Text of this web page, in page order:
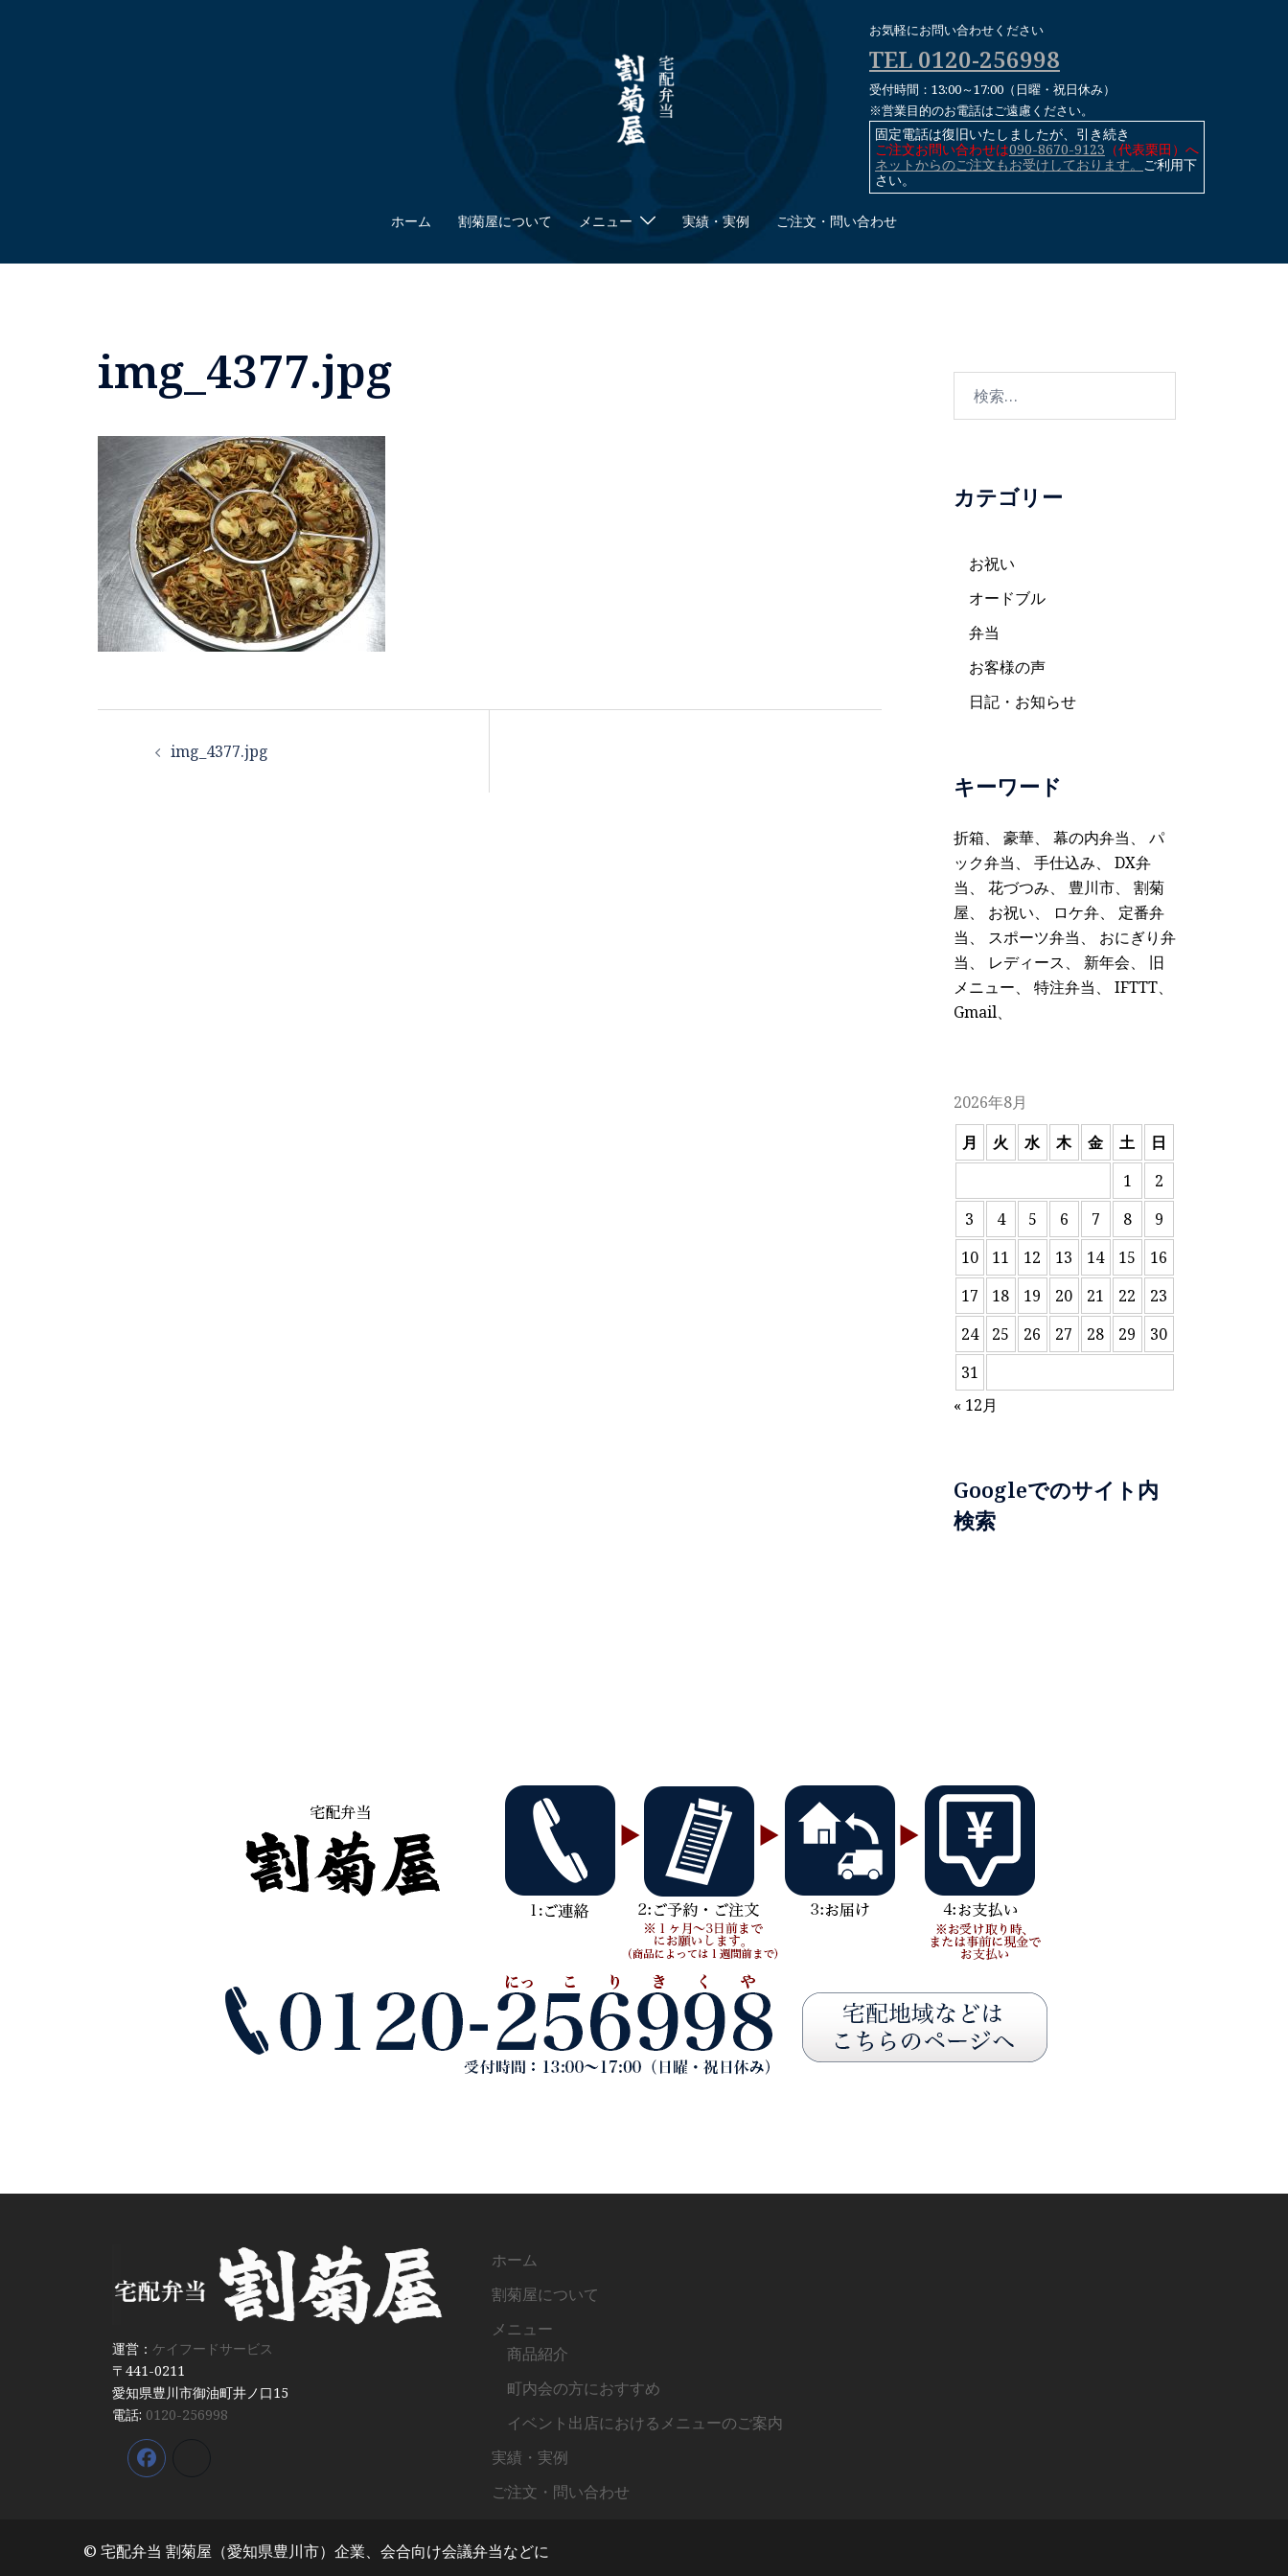
お気軽にお問い合わせください
TEL 0120-256998
受付時間：13:00～17:00（日曜・祝日休み）
※営業目的のお電話はご遠慮ください。
固定電話は復旧いたしましたが、引き続き
ご注文お問い合わせは090-8670-9123 （代表栗田）へ
ネットからのご注文もお受けしております。 ご利用下
さい。
ホーム 割菊屋について メニュー 実績・実例 ご注文・問い合わせ
img_4377.jpg
img_4377.jpg
カテゴリー
お祝い
オードブル
弁当
お客様の声
日記・お知らせ
キーワード
折箱、 豪華、 幕の内弁当、 パ
ック弁当、 手仕込み、 DX弁
当、 花づつみ、 豊川市、 割菊
屋、 お祝い、 ロケ弁、 定番弁
当、 スポーツ弁当、 おにぎり弁
当、 レディース、 新年会、 旧
メニュー、 特注弁当、 IFTTT、
Gmail、
2026年8月
月
火 水 木 金 土
日
1
2
3
4 5 6 7 8
9
10
11 12 13 14 15
16
17
18 19 20 21 22
23
24
25 26 27 28 29
30
31
« 12月
Googleでのサイト内
検索
運営： ケイフードサービス
〒441-0211
愛知県豊川市御油町井ノ口15
電話: 0120-256998
ホーム
割菊屋について
メニュー
商品紹介
町内会の方におすすめ
イベント出店におけるメニューのご案内
実績・実例
ご注文・問い合わせ
© 宅配弁当 割菊屋（愛知県豊川市）企業、会合向け会議弁当などに